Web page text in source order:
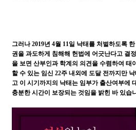
그러나 2019년 4월 11일 낙태를 처벌하도록
권을 과도하게 침해해 헌법에 어긋난다고 결
을 보면 산부인과 학계의 의견을 수렴하여 태
할 수 있는 임신 22주 내외에 도달 전까지만
고 이 시기까지의 낙태는 임부가 출산여부에
충분한 시간이 보장되는 것임을 밝힌 바 있습